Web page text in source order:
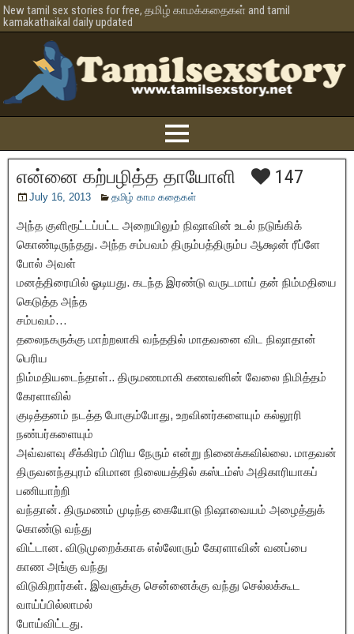
New tamil sex stories for free, தமிழ் காமக்கதைகள் and tamil
kamakathaikal daily updated
என்னை கற்பழித்த தாயோளி 147
July 16, 2013 தமிழ் காம கதைகள்
அந்த குளிரூட்டப்பட்ட அறையிலும் நிஷாவின் உடல் நடுங்கிக்
கொண்டிருந்தது. அந்த சம்பவம் திரும்பத்திரும்ப ஆக்ஷன் ரீப்ளே
போல் அவள்
மனத்திரையில் ஓடியது. கடந்த இரண்டு வருடமாய் தன் நிம்மதியை
கெடுத்த அந்த
சம்பவம்…
தலைநகருக்கு மாற்றலாகி வந்ததில் மாதவனை விட நிஷாதான்
பெரிய
நிம்மதியடைந்தாள்.. திருமணமாகி கணவனின் வேலை நிமித்தம்
கேரளாவில்
குடித்தனம் நடத்த போகும்போது, உறவினர்களையும் கல்லூரி
நண்பர்களையும்
அவ்வளவு சீக்கிரம் பிரிய நேரும் என்று நினைக்கவில்லை. மாதவன்
திருவனந்தபுரம் விமான நிலையத்தில் கஸ்டம்ஸ் அதிகாரியாகப்
பணியாற்றி
வந்தான். திருமணம் முடிந்த கையோடு நிஷாவையம் அழைத்துக்
கொண்டு வந்து
விட்டான. விடுமுறைக்காக எல்லோரும் கேரளாவின் வனப்பை
காண அங்கு வந்து
விடுகிறார்கள். இவளுக்கு சென்னைக்கு வந்து செல்லக்கூட
வாய்ப்பில்லாமல்
போய்விட்டது.